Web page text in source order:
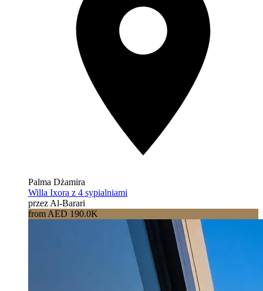
Palma Dżamira
Willa Ixora z 4 sypialniami
przez Al-Barari
from AED 190.0K